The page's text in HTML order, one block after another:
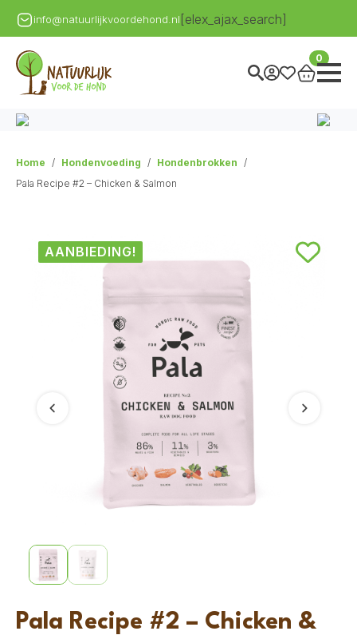
info@natuurlijkvoordehond.nl [elex_ajax_search]
0
Home Hondenvoeding
Hondenbrokken
Pala Recipe #2 – Chicken & Salmon
AANBIEDING!
Vorige Volgende
Pala Recipe #2 – Chicken &